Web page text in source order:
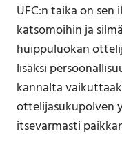
UFC:n taika on sen
katsomoihin ja
huippuluokan
lisäksi
kannalta
ottelijasukupolven
itsevarmasti